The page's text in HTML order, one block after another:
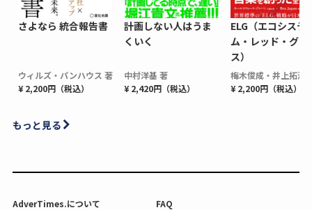
さよなら 統合報告書
ウィルズ・パンハウス 著
¥ 2,200円（税込）
計画しない人はうま
くいく
中村洋基 著
¥ 2,420円（税込）
ELG（エコシステ
ム・レッド・グロ
ス）
梅木俊成・井上拓海
¥ 2,200円（税込）
もっと見る
AdverTimes.について
FAQ